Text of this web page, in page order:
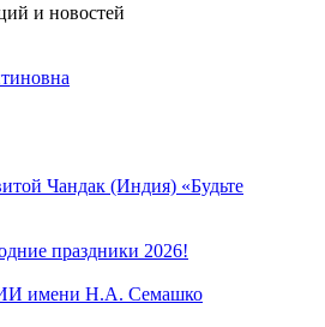
и новостей
Чандак (Индия) «Будьте
праздники 2026!
имени Н.А. Семашко